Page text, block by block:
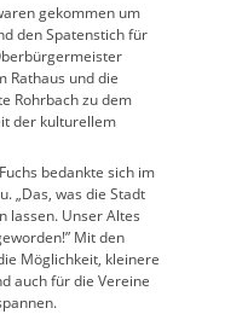
gekommen um
den Spatenstich für
Rathaus und die
Rohrbach zu dem
der kulturellem
bedankte sich im
„Das, was die Stadt
lassen. Unser Altes
Mit den
Möglichkeit, kleinere
auch für die Vereine